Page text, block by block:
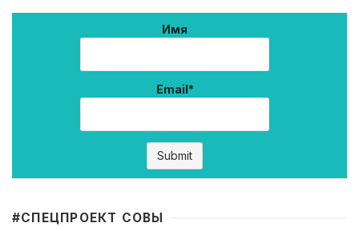
Имя
Email*
#CПЕЦПРОЕКТ СОВЫ